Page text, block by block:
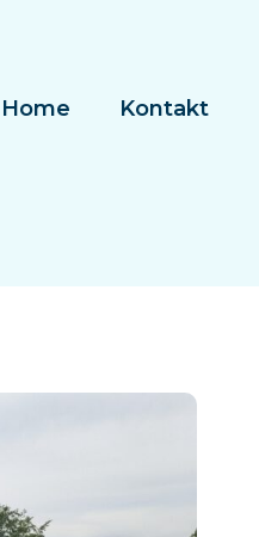
Home Kontakt